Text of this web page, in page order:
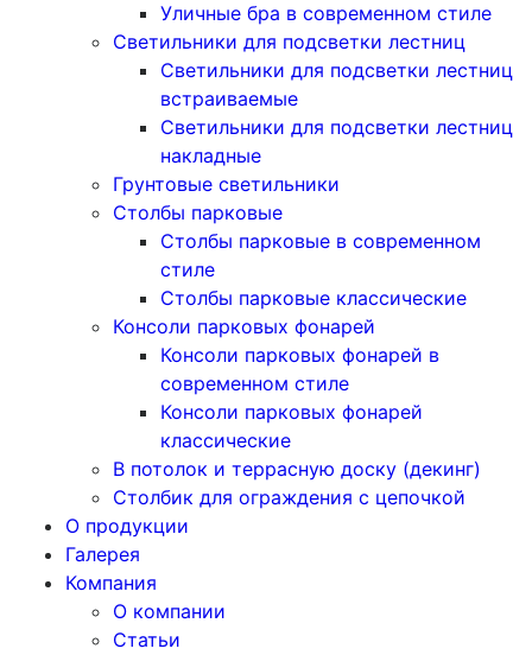
Уличные бра в современном стиле
Светильники для подсветки лестниц
Светильники для подсветки лестниц
встраиваемые
Светильники для подсветки лестниц
накладные
Грунтовые светильники
Столбы парковые
Столбы парковые в современном
стиле
Столбы парковые классические
Консоли парковых фонарей
Консоли парковых фонарей в
современном стиле
Консоли парковых фонарей
классические
В потолок и террасную доску (декинг)
Столбик для ограждения с цепочкой
О продукции
Галерея
Компания
О компании
Статьи